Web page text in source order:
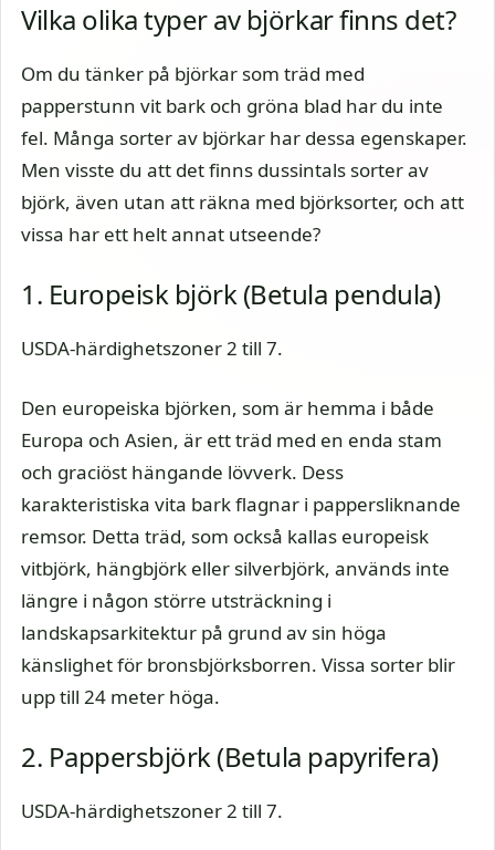
Vilka olika typer av björkar finns det?
Om du tänker på björkar som träd med
papperstunn vit bark och gröna blad har du inte
fel. Många sorter av björkar har dessa egenskaper.
Men visste du att det finns dussintals sorter av
björk, även utan att räkna med björksorter, och att
vissa har ett helt annat utseende?
1. Europeisk björk (Betula pendula)
USDA-härdighetszoner 2 till 7.
Den europeiska björken, som är hemma i både
Europa och Asien, är ett träd med en enda stam
och graciöst hängande lövverk. Dess
karakteristiska vita bark flagnar i pappersliknande
remsor. Detta träd, som också kallas europeisk
vitbjörk, hängbjörk eller silverbjörk, används inte
längre i någon större utsträckning i
landskapsarkitektur på grund av sin höga
känslighet för bronsbjörksborren. Vissa sorter blir
upp till 24 meter höga.
2. Pappersbjörk (Betula papyrifera)
USDA-härdighetszoner 2 till 7.